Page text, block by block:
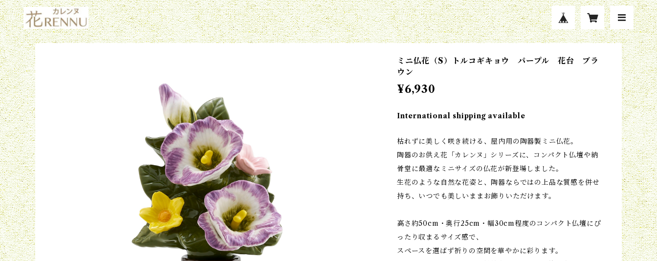
ミニ仏花（S）トルコギキョウ パープル 花台 ブラ
ウン
¥6,930
International shipping available
枯れずに美しく咲き続ける、屋内用の陶器製ミニ仏花。
陶器のお供え花「カレンヌ」シリーズに、コンパクト仏壇や納
骨堂に最適なミニサイズの仏花が新登場しました。
生花のような自然な花姿と、陶器ならではの上品な質感を併せ
持ち、いつでも美しいままお飾りいただけます。
高さ約50cm・奥行25cm・幅30cm程度のコンパクト仏壇にぴ
ったり収まるサイズ感で、
スペースを選ばず祈りの空間を華やかに彩ります。